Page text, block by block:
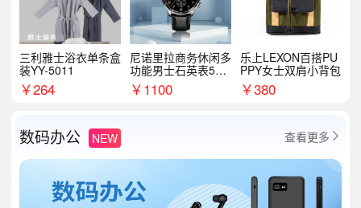
三利雅士浴衣单条盒
装YY-5011
￥264
尼诺里拉商务休闲多
功能男士石英表510
05
￥1100
乐上LEXON百搭PU
PPY女士双肩小背包
￥380
数码办公 NEW 查看更多 